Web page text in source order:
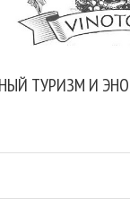
ТУРИЗМ И